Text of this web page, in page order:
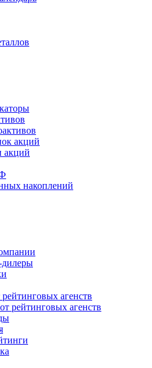
акций
акций
накоплений
агенств
рейтинговых агенств